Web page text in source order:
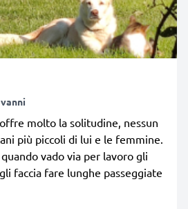
molto la solitudine, nessun
più piccoli di lui e le femmine.
vado via per lavoro gli
faccia fare lunghe passeggiate